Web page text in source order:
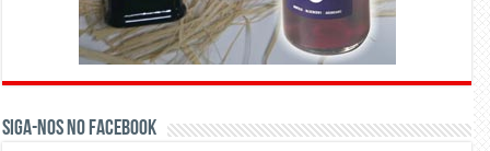
Siga-nos no Facebook